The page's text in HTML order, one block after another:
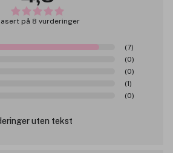
på 8 vurderinger
(7)
(0)
(0)
(1)
(0)
uten tekst